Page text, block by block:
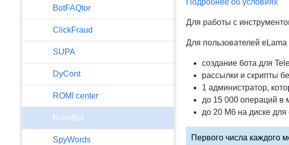
BotFAQtor
​ClickFraud
SUPA
DyCont
ROMI center
BorisBot
SpyWords
Для работы с
Для пользователей eLama
создание бота для
рассылки и скрипты
1 администратор,
до 15 000 операций в
до 20 Мб на диске
Первого числа каждого